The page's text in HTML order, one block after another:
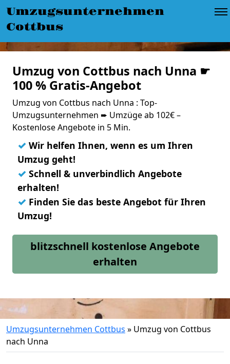
Umzugsunternehmen
Cottbus
Umzug von Cottbus nach Unna ☛
100 % Gratis-Angebot
Umzug von Cottbus nach Unna : Top-
Umzugsunternehmen ➨ Umzüge ab 102€ –
Kostenlose Angebote in 5 Min.
✓ Wir helfen Ihnen, wenn es um Ihren
Umzug geht!
✓ Schnell & unverbindlich Angebote
erhalten!
✓ Finden Sie das beste Angebot für Ihren
Umzug!
blitzschnell kostenlose Angebote
erhalten
Umzugsunternehmen Cottbus » Umzug von Cottbus
nach Unna